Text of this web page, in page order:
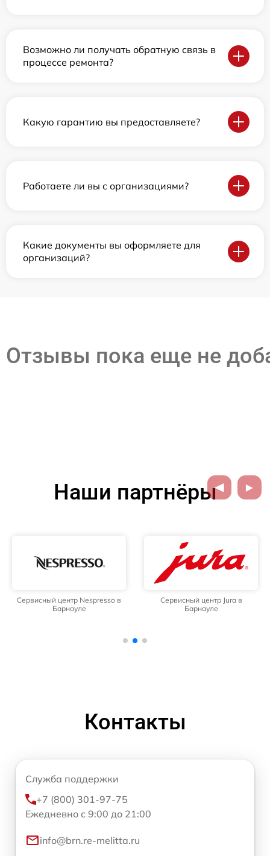
Возможно ли получать обратную связь в
процессе ремонта?
Какую гарантию вы предоставляете?
Работаете ли вы с организациями?
Какие документы вы оформляете для
организаций?
Отзывы пока еще не
Наши партнёры
Сервисный центр Nespresso в
Барнауле
Сервисный центр Jura в
Барнауле
Контакты
Служба поддержки
+7 (800) 301-97-75
Ежедневно с 9:00 до 21:00
info@brn.re-melitta.ru